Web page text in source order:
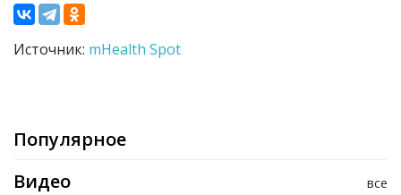
Источник: mHealth Spot
Популярное
все
Видео